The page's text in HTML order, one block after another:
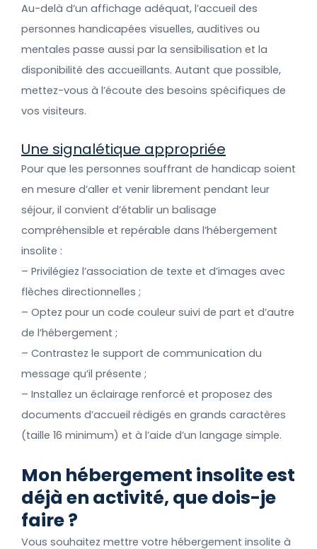
Au-delà d’un affichage adéquat, l’accueil des
personnes handicapées visuelles, auditives ou
mentales passe aussi par la sensibilisation et la
disponibilité des accueillants. Autant que possible,
mettez-vous à l’écoute des besoins spécifiques de
vos visiteurs.
Une signalétique appropriée
Pour que les personnes souffrant de handicap soient
en mesure d’aller et venir librement pendant leur
séjour, il convient d’établir un balisage
compréhensible et repérable dans l’hébergement
insolite :
– Privilégiez l’association de texte et d’images avec
flèches directionnelles ;
– Optez pour un code couleur suivi de part et d’autre
de l’hébergement ;
– Contrastez le support de communication du
message qu’il présente ;
– Installez un éclairage renforcé et proposez des
documents d’accueil rédigés en grands caractères
(taille 16 minimum) et à l’aide d’un langage simple.
Mon hébergement insolite est
déjà en activité, que dois-je
faire ?
Vous souhaitez mettre votre hébergement insolite à